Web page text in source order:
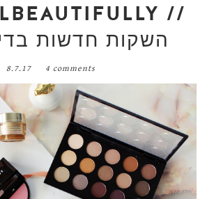
//
השקות חדשות
8.7.17 4 comments